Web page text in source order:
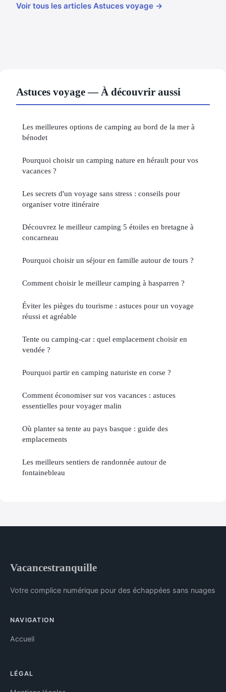
Voir tous les articles Astuces voyage →
Astuces voyage — À découvrir aussi
Les meilleures options de camping au bord de la mer à
bénodet
Pourquoi choisir un camping nature en hérault pour vos
vacances ?
Les secrets d'un voyage sans stress : conseils pour
organiser votre itinéraire
Découvrez le meilleur camping 5 étoiles en bretagne à
concarneau
Pourquoi choisir un séjour en famille autour de tours ?
Comment choisir le meilleur camping à hasparren ?
Éviter les pièges du tourisme : astuces pour un voyage
réussi et agréable
Tente ou camping-car : quel emplacement choisir en
vendée ?
Pourquoi partir en camping naturiste en corse ?
Comment économiser sur vos vacances : astuces
essentielles pour voyager malin
Où planter sa tente au pays basque : guide des
emplacements
Les meilleurs sentiers de randonnée autour de
fontainebleau
Vacancestranquille
Votre complice numérique pour des échappées sans nuages
NAVIGATION
Accueil
LÉGAL